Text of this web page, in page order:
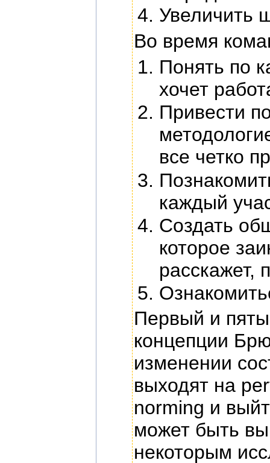
Увеличить
Во время
Понять по
хочет
Привести
все четко
каждый
Создать
которое
расскажет,
Первый и
концепции
изменении
выходят на
norming и
может быть
некоторым